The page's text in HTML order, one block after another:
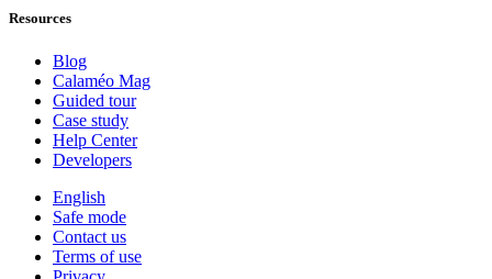
Resources
Blog
Calaméo Mag
Guided tour
Case study
Help Center
Developers
English
Safe mode
Contact us
Terms of use